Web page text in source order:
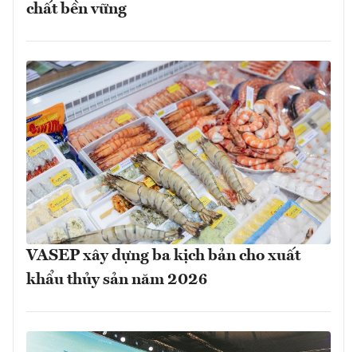
chất bền vững
VASEP xây dựng ba kịch bản cho xuất
khẩu thủy sản năm 2026